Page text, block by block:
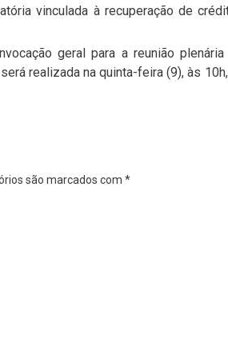
vinculada à recuperação de
geral para a reunião plenária
realizada na quinta-feira (9), às
são marcados com *